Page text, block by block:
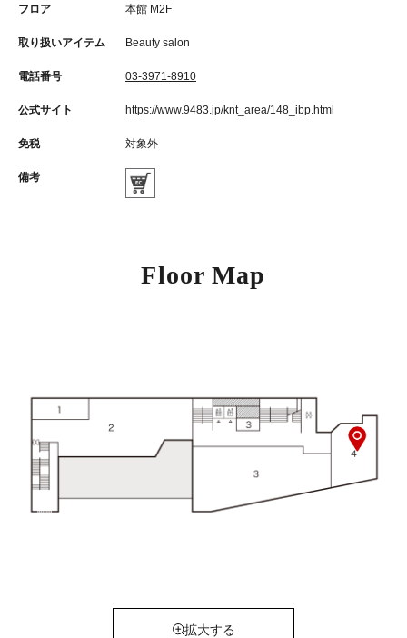
フロア 本館 M2F
取り扱いアイテム Beauty salon
電話番号 03-3971-8910
公式サイト https://www.9483.jp/knt_area/148_ibp.html
免税 対象外
備考
Floor Map
拡大する